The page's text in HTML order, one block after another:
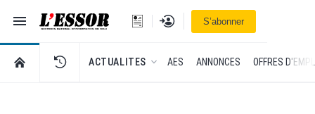
Navigation
L'Essor - retour à la une
Se connecterS’abonner
RETOUR À LA PAGE D’ACCUEIL DE L'ESSOR
ACTUALITES AES ANNONCES OFFRES